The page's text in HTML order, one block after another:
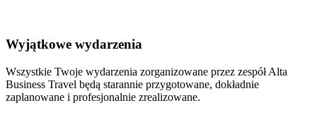
Wyjątkowe wydarzenia
Wszystkie Twoje wydarzenia zorganizowane przez zespół Alta
Business Travel będą starannie przygotowane, dokładnie
zaplanowane i profesjonalnie zrealizowane.